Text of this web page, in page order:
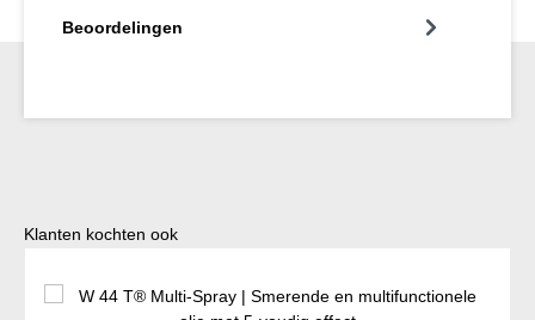
Beoordelingen
Productgalerij overslaan
Klanten kochten ook